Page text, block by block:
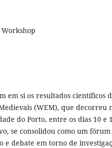
em si os resultados científicos
(WEM), que decorreu
do Porto, entre os dias 10 e
se consolidou como um fórum
e debate em torno de